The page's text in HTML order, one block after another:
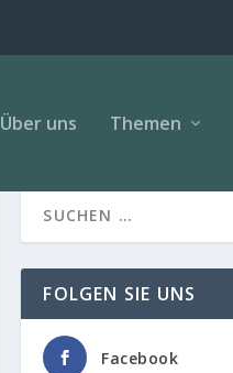
Über uns Themen
FOLGEN SIE UNS
Facebook